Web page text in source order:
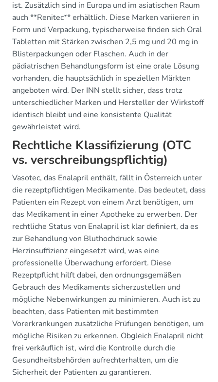
ist. Zusätzlich sind in Europa und im asiatischen Raum
auch **Renitec** erhältlich. Diese Marken variieren in
Form und Verpackung, typischerweise finden sich Oral
Tabletten mit Stärken zwischen 2,5 mg und 20 mg in
Blisterpackungen oder Flaschen. Auch in der
pädiatrischen Behandlungsform ist eine orale Lösung
vorhanden, die hauptsächlich in speziellen Märkten
angeboten wird. Der INN stellt sicher, dass trotz
unterschiedlicher Marken und Hersteller der Wirkstoff
identisch bleibt und eine konsistente Qualität
gewährleistet wird.
Rechtliche Klassifizierung (OTC
vs. verschreibungspflichtig)
Vasotec, das Enalapril enthält, fällt in Österreich unter
die rezeptpflichtigen Medikamente. Das bedeutet, dass
Patienten ein Rezept von einem Arzt benötigen, um
das Medikament in einer Apotheke zu erwerben. Der
rechtliche Status von Enalapril ist klar definiert, da es
zur Behandlung von Bluthochdruck sowie
Herzinsuffizienz eingesetzt wird, was eine
professionelle Überwachung erfordert. Diese
Rezeptpflicht hilft dabei, den ordnungsgemäßen
Gebrauch des Medikaments sicherzustellen und
mögliche Nebenwirkungen zu minimieren. Auch ist zu
beachten, dass Patienten mit bestimmten
Vorerkrankungen zusätzliche Prüfungen benötigen, um
mögliche Risiken zu erkennen. Obgleich Enalapril nicht
frei verkäuflich ist, wird die Kontrolle durch die
Gesundheitsbehörden aufrechterhalten, um die
Sicherheit der Patienten zu garantieren.